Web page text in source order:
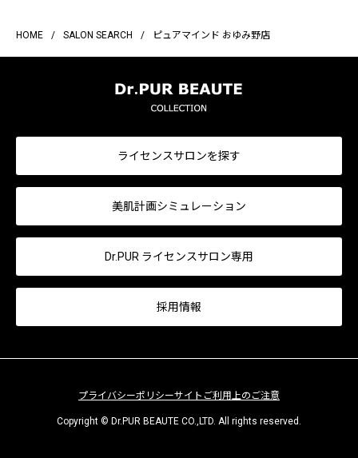
HOME / SALON SEARCH / ピュアマインド おゆみ野店
ライセンスサロンを探す
美肌計画シミュレーション
Dr.PUR ライセンスサロン専用
採用情報
プライバシーポリシーサイトご利用上のご注意
Copyright © Dr.PUR BEAUTE CO.,LTD. All rights reserved.